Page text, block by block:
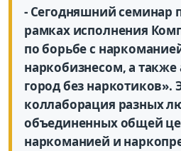
- Сегодняшний семинар
рамках исполнения
по борьбе с
наркобизнесом, а также
город без наркотиков».
коллаборация разных
объединенных общей
наркоманией и